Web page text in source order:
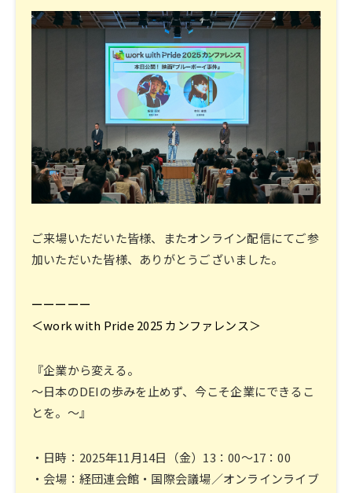
ご来場いただいた皆様、またオンライン配信にてご参
加いただいた皆様、ありがとうございました。
ーーーーー
＜work with Pride 2025 カンファレンス＞
『企業から変える。
〜日本のDEIの歩みを止めず、今こそ企業にできるこ
とを。〜』
・日時：2025年11月14日（金）13：00〜17：00
・会場：経団連会館・国際会議場／オンラインライブ